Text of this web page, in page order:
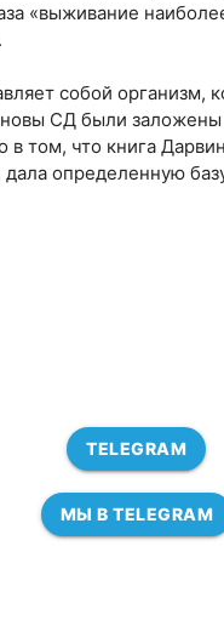
«выживание
собой организм,
СД были
в том, что книга
определенную
TELEGRAM
МЫ В TELEGRAM